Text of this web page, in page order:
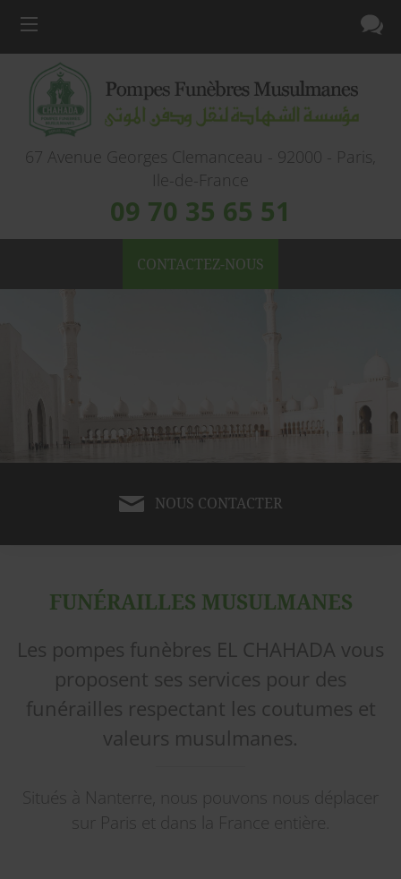
67 Avenue Georges Clemanceau - 92000 - Paris,
Ile-de-France
09 70 35 65 51
CONTACTEZ-NOUS
NOUS CONTACTER
FUNÉRAILLES MUSULMANES
Les pompes funèbres EL CHAHADA vous
proposent ses services pour des
funérailles respectant les coutumes et
valeurs musulmanes.
Situés à Nanterre, nous pouvons nous déplacer
sur Paris et dans la France entière.